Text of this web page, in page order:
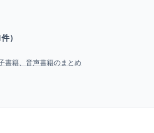
件）
書籍、音声書籍のまとめ